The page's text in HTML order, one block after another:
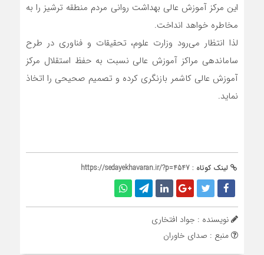
این مرکز آموزش عالی بهداشت روانی مردم منطقه ترشیز را به
مخاطره خواهد انداخت.
لذا انتظار می‌رود وزارت علوم، تحقیقات و فناوری در طرح
ساماندهی مراکز آموزش عالی نسبت به حفظ استقلال مرکز
آموزش عالی کاشمر بازنگری کرده و تصمیم صحیحی را اتخاذ
نماید.
لینک کوتاه : https://sedayekhavaran.ir/?p=4547
نویسنده : جواد افتخاری
منبع : صدای خاوران